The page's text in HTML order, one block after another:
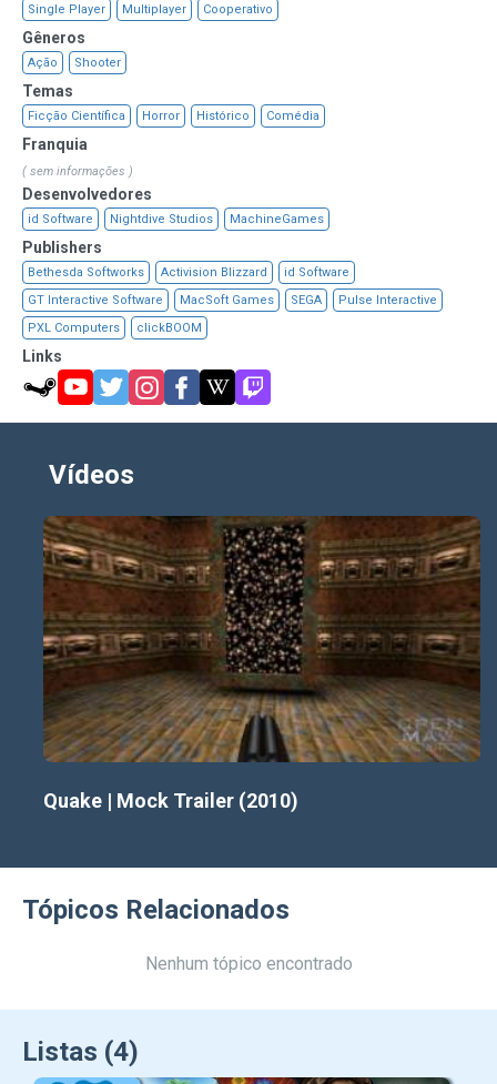
Single Player Multiplayer Cooperativo
Gêneros
Ação Shooter
Temas
Ficção Científica Horror Histórico Comédia
Franquia
( sem informações )
Desenvolvedores
id Software Nightdive Studios MachineGames
Publishers
Bethesda Softworks Activision Blizzard
id Software
GT Interactive Software
MacSoft Games SEGA
Pulse Interactive
PXL Computers
clickBOOM
Links
Vídeos
Quake | Mock Trailer (2010)
Tópicos Relacionados
Nenhum tópico encontrado
Listas (4)